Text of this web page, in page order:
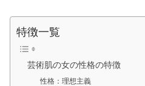
特徴一覧
芸術肌の女の性格の特徴
性格：理想主義